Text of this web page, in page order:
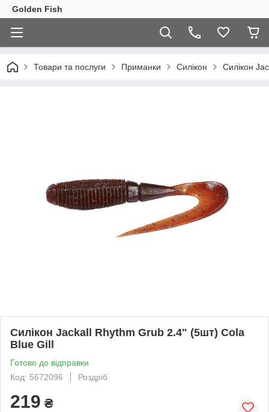
Golden Fish
Товари та послуги Приманки Силікон Силікон
Силікон Jackall Rhythm Grub 2.4" (5шт) Cola
Blue Gill
Готово до відправки
Код: 5672096
Роздріб
219 ₴